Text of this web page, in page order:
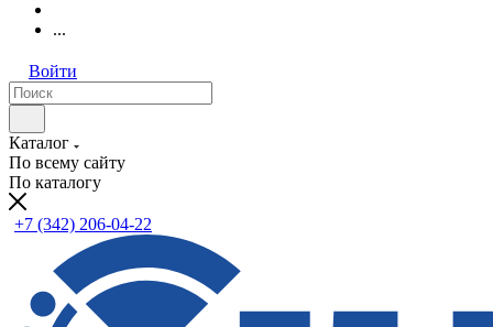
...
Войти
Каталог
По всему сайту
По каталогу
+7 (342) 206-04-22